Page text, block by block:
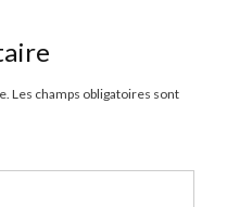
Les champs obligatoires sont